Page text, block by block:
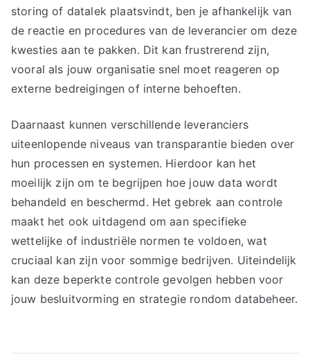
storing of datalek plaatsvindt, ben je afhankelijk van
de reactie en procedures van de leverancier om deze
kwesties aan te pakken. Dit kan frustrerend zijn,
vooral als jouw organisatie snel moet reageren op
externe bedreigingen of interne behoeften.
Daarnaast kunnen verschillende leveranciers
uiteenlopende niveaus van transparantie bieden over
hun processen en systemen. Hierdoor kan het
moeilijk zijn om te begrijpen hoe jouw data wordt
behandeld en beschermd. Het gebrek aan controle
maakt het ook uitdagend om aan specifieke
wettelijke of industriële normen te voldoen, wat
cruciaal kan zijn voor sommige bedrijven. Uiteindelijk
kan deze beperkte controle gevolgen hebben voor
jouw besluitvorming en strategie rondom databeheer.